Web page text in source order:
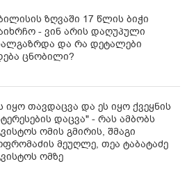
ზღვაში 17 წლის ბიჭი
- ვინ არის დაღუპული
და რა დეტალები
ცნობილი?
იყო თავდაცვა და ეს იყო ქვეყნის
დაცვა" - რას ამბობს
ომის გმირის, შმაგი
მეუღლე, თეა ტაბატაძე
ომზე